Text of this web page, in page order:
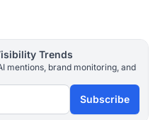
Trends
mentions, brand monitoring, and
Subscribe